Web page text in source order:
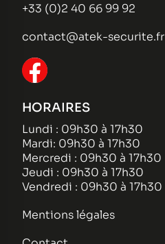
+33 (0)2 40 66 99 92
contact@atek-securite.fr
HORAIRES
Lundi : 09h30 à 17h30
Mardi: 09h30 à 17h30
Mercredi : 09h30 à 17h30
Jeudi : 09h30 à 17h30
Vendredi : 09h30 à 17h30
Mentions légales